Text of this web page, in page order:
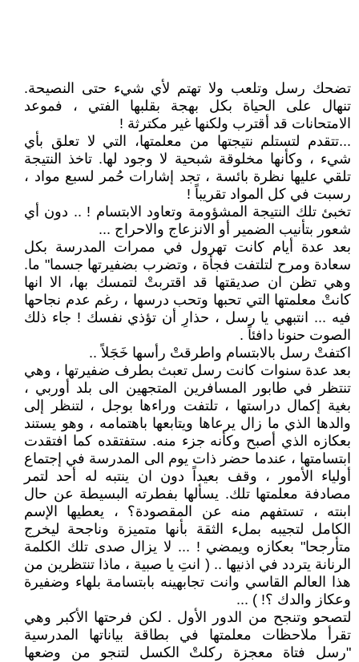
تضحك رسل وتلعب ولا تهتم لأي شيء حتى النصيحة.
تنهال على الحياة بكل بهجة بقلبها الفتي ، فموعد
الامتحانات قد أقترب ولكنها غير مكترثة !
...تتقدم لتستلم نتيجتها من معلمتها، التي لا تعلق بأي
شيء ، وكأنها مخلوقة شبحية لا وجود لها. تاخذ النتيجة
تلقي عليها نظرة بائسة ، تجد إشارات حُمر لسبع مواد ،
رسبت في كل المواد تقريباً !
تخبئ تلك النتيجة المشؤومة وتعاود الابتسام ! .. دون أي
شعور بتأنيب الضمير أو الانزعاج والاحراج ...
بعد عدة أيام كانت تهرول في ممرات المدرسة بكل
سعادة ومرح لتلتفت فجأة ، وتضرب بضفيرتها جسما" ما.
وهي تظن ان صديقتها قد اقتربتْ لتمسك بها، الا انها
كانتْ معلمتها التي تحبها وتحب درسها ، رغم عدم نجاحها
فيه ... انتبهي يا رسل ، حذارِ أن تؤذي نفسك ! جاء ذلك
الصوت حنونا دافئاً .
اكتفتْ رسل بالابتسام واطرقتْ رأسها خَجَلاً ..
بعد عدة سنوات كانت رسل تعبث بطرف ضفيرتها ، وهي
تنتظر في طابور المسافرين المتجهين الى بلد أوربي ،
بغية إكمال دراستها ، تلتفت وراءها بوجل ، لتنظر إلى
والدها الذي ما زال يرعاها ويتابعها باهتمامه ، وهو يستند
بعكازه الذي أصبح وكأنه جزء منه. ستفتقده كما افتقدت
ابتسامتها ، عندما حضر ذات يوم الى المدرسة في إجتماع
أولياء الأمور ، وقف بعيداً دون ان ينتبه له أحد لتمر
مصادفة معلمتها تلك. يسألها بفطرته البسيطة عن حال
ابنته ، تستفهم منه عن المقصودة؟ ، يعطيها الإسم
الكامل لتجيبه بملء الثقة بأنها متميزة وناجحة ليخرج
متأرجحا" بعكازه ويمضي ! ... لا يزال صدى تلك الكلمة
الرنانة يتردد في اذنيها .. ( انتِ يا صبية ، ماذا تنتظرين من
هذا العالم القاسي وانت تجابهينه بابتسامة بلهاء وضفيرة
وعكاز والدك ؟! ) ...
لتصحو وتنجح من الدور الأول . لكن فرحتها الأكبر وهي
تقرأ ملاحظات معلمتها في بطاقة بياناتها المدرسية
"رسل فتاة معجزة ركلتْ الكسل لتنجو من وضعها